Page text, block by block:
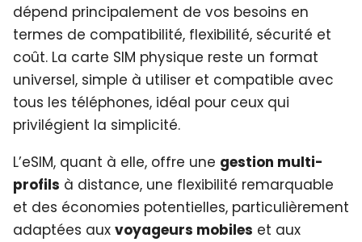
dépend principalement de vos besoins en
termes de compatibilité, flexibilité, sécurité et
coût. La carte SIM physique reste un format
universel, simple à utiliser et compatible avec
tous les téléphones, idéal pour ceux qui
privilégient la simplicité.
L’eSIM, quant à elle, offre une gestion multi-
profils à distance, une flexibilité remarquable
et des économies potentielles, particulièrement
adaptées aux voyageurs mobiles et aux